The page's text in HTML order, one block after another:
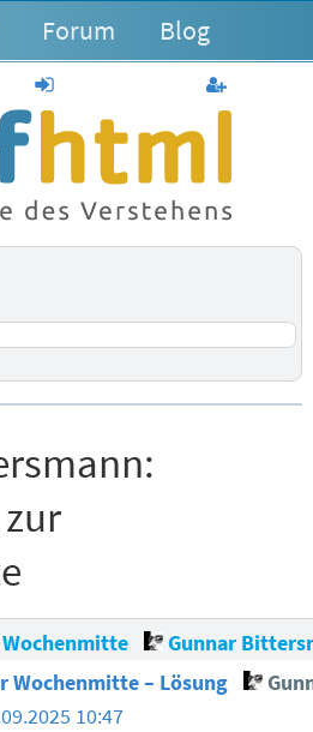
Forum Blog
anmelden
Gunnar
Wochenmitte – Lösung
10:47